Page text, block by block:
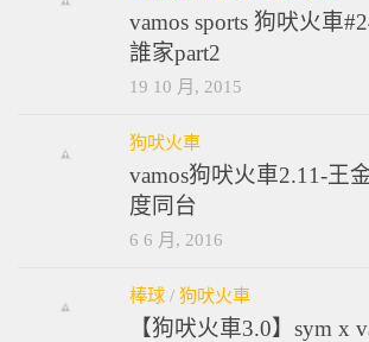
vamos sports 狗吠火車
誰家part2
19 10 月, 2015
狗吠火車
vamos狗吠火車2.11-王
度同台
6 6 月, 2016
棒球 / 狗吠火車
【狗吠火車3.0】sym x